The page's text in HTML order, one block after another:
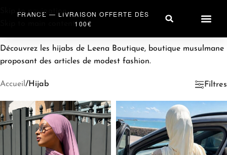
Skip to navigation
Skip to main content
FRANCE — LIVRAISON OFFERTE DÈS
100€
Découvrez les hijabs de Leena Boutique, boutique musulmane
proposant des articles de modest fashion.
Accueil /Hijab Filtres